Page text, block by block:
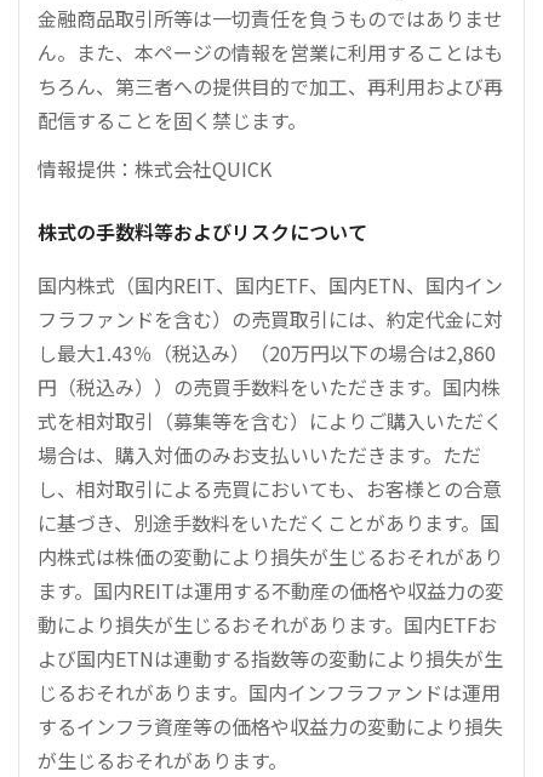
金融商品取引所等は一切責任を負うものではありませ
ん。また、本ページの情報を営業に利用することはも
ちろん、第三者への提供目的で加工、再利用および再
配信することを固く禁じます。
情報提供：株式会社QUICK
株式の手数料等およびリスクについて
国内株式（国内REIT、国内ETF、国内ETN、国内イン
フラファンドを含む）の売買取引には、約定代金に対
し最大1.43％（税込み）（20万円以下の場合は2,860
円（税込み））の売買手数料をいただきます。国内株
式を相対取引（募集等を含む）によりご購入いただく
場合は、購入対価のみお支払いいただきます。ただ
し、相対取引による売買においても、お客様との合意
に基づき、別途手数料をいただくことがあります。国
内株式は株価の変動により損失が生じるおそれがあり
ます。国内REITは運用する不動産の価格や収益力の変
動により損失が生じるおそれがあります。国内ETFお
よび国内ETNは連動する指数等の変動により損失が生
じるおそれがあります。国内インフラファンドは運用
するインフラ資産等の価格や収益力の変動により損失
が生じるおそれがあります。